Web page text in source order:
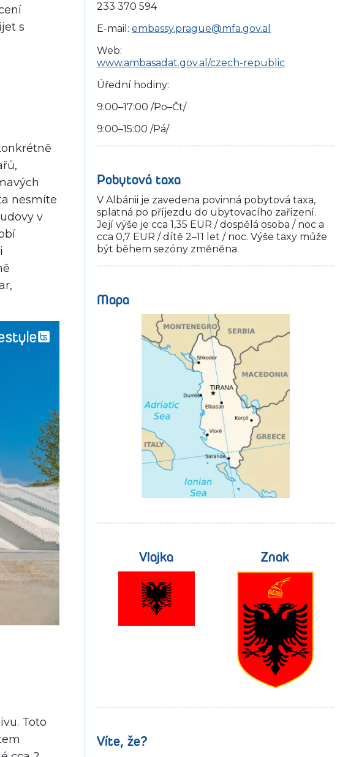
s
nesmíte
v
Toto
233 370 594
E-mail: embassy.prague@mfa.gov.al
Web:
www.ambasadat.gov.al/czech-republic
Úřední hodiny:
9:00–17:00 /Po–Čt/
9:00–15:00 /Pá/
Pobytová taxa
V Albánii je zavedena povinná pobytová taxa,
splatná po příjezdu do ubytovacího zařízení.
Její výše je cca 1,35 EUR / dospělá osoba / noc a
cca 0,7 EUR / dítě 2–11 let / noc. Výše taxy může
být během sezóny změněna.
Mapa
Vlajka Znak
Víte, že?